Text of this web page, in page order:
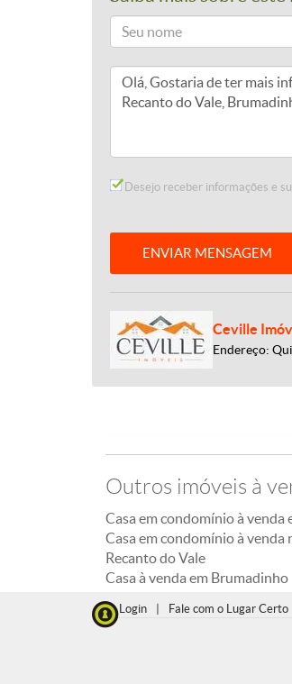
Desejo receber informações e
ENVIAR MENSAGEM
Ceville
Endereço:
Outros imóveis à
Casa em condomínio à venda
Casa em condomínio à
Recanto do Vale
Casa à venda em Brumadinho
Login Fale com o Lugar Certo